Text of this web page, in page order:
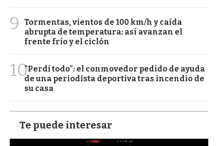
9
Tormentas, vientos de 100 km/h y caída
abrupta de temperatura: así avanzan el
frente frío y el ciclón
10"Perdí todo": el conmovedor pedido de ayuda
de una periodista deportiva tras incendio de
su casa
Te puede interesar